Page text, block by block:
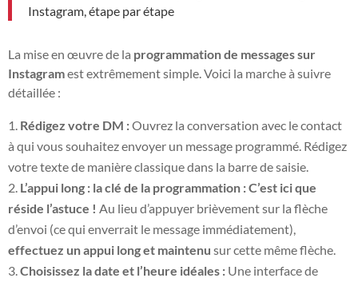
Instagram, étape par étape
La mise en œuvre de la programmation de messages sur
Instagramest extrêmement simple. Voici la marche à suivre
détaillée :
Rédigez votre DM :Ouvrez la conversation avec le contact
à qui vous souhaitez envoyer un message programmé. Rédigez
votre texte de manière classique dans la barre de saisie.
L’appui long : la clé de la programmation :C’est ici que
réside l’astuce ! Au lieu d’appuyer brièvement sur la flèche
d’envoi (ce qui enverrait le message immédiatement),
effectuez un appui long et maintenu sur cette même flèche.
Choisissez la date et l’heure idéales : Une interface de